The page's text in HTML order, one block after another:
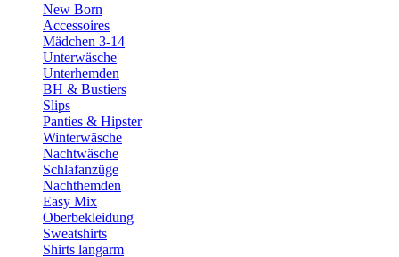
New Born
Accessoires
Mädchen 3-14
Unterwäsche
Unterhemden
BH & Bustiers
Slips
Panties & Hipster
Winterwäsche
Nachtwäsche
Schlafanzüge
Nachthemden
Easy Mix
Oberbekleidung
Sweatshirts
Shirts langarm